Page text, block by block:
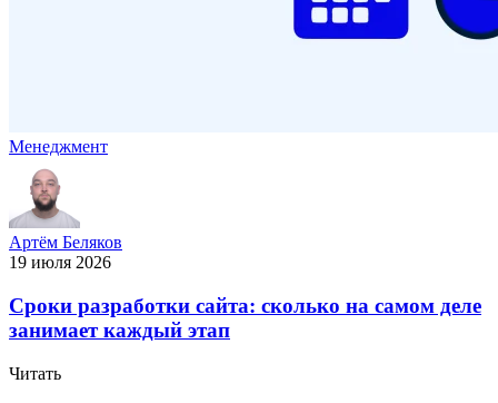
Менеджмент
Артём Беляков
19 июля 2026
Сроки разработки сайта: сколько на самом деле
занимает каждый этап
Читать